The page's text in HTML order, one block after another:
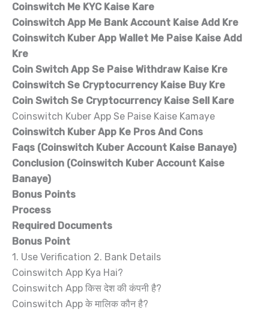
Coinswitch Me KYC Kaise Kare
Coinswitch App Me Bank Account Kaise Add Kre
Coinswitch Kuber App Wallet Me Paise Kaise Add
Kre
Coin Switch App Se Paise Withdraw Kaise Kre
Coinswitch Se Cryptocurrency Kaise Buy Kre
Coin Switch Se Cryptocurrency Kaise Sell Kare
Coinswitch Kuber App Se Paise Kaise Kamaye
Coinswitch Kuber App Ke Pros And Cons
Faqs (Coinswitch Kuber Account Kaise Banaye)
Conclusion (Coinswitch Kuber Account Kaise
Banaye)
Bonus Points
Process
Required Documents
Bonus Point
1. Use Verification 2. Bank Details
Coinswitch App Kya Hai?
Coinswitch App किस देश की कंपनी है?
Coinswitch App के मालिक कौन है?